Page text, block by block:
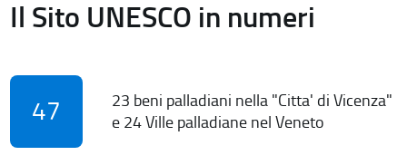
Il Sito UNESCO in numeri
47
23 beni palladiani nella "Citta' di Vicenza"
e 24 Ville palladiane nel Veneto